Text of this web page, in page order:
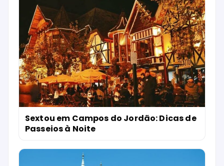
Sextou em Campos do Jordão: Dicas de
Passeios à Noite